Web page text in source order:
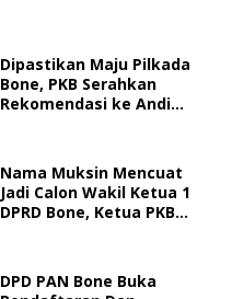
Dipastikan Maju Pilkada
Bone, PKB Serahkan
Rekomendasi ke Andi
Nama Muksin Mencuat
Jadi Calon Wakil Ketua 1
DPRD Bone, Ketua PKB
DPD PAN Bone Buka